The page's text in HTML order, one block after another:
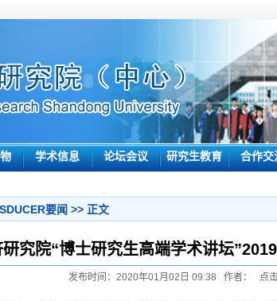
学术信息 论坛会议 研究生教育 合作交
SDUCER要闻 >> 正文
究院“博士研究生高端学术讲坛
发布时间：2020年01月02日 09:38 作者： 点